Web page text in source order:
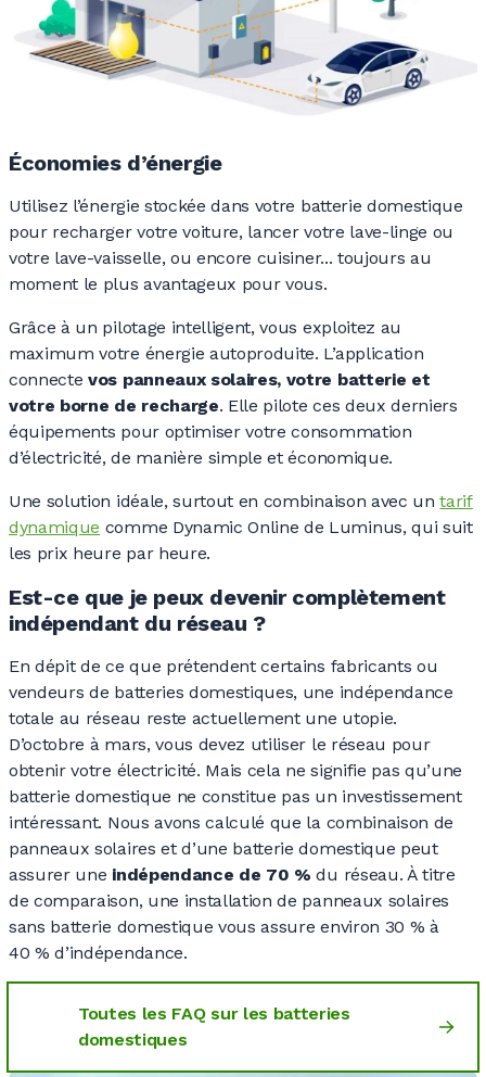
Économies d’énergie
Utilisez l’énergie stockée dans votre batterie domestique
pour recharger votre voiture, lancer votre lave-linge ou
votre lave-vaisselle, ou encore cuisiner... toujours au
moment le plus avantageux pour vous.
Grâce à un pilotage intelligent, vous exploitez au
maximum votre énergie autoproduite. L’application
connectevos panneaux solaires, votre batterie et
votre borne de recharge. Elle pilote ces deux derniers
équipements pour optimiser votre consommation
d’électricité, de manière simple et économique.
Une solution idéale, surtout en combinaison avec untarif
dynamique comme Dynamic Online de Luminus, qui suit
les prix heure par heure.
Est-ce que je peux devenir complètement
indépendant du réseau ?
En dépit de ce que prétendent certains fabricants ou
vendeurs de batteries domestiques, une indépendance
totale au réseau reste actuellement une utopie.
D’octobre à mars, vous devez utiliser le réseau pour
obtenir votre électricité. Mais cela ne signifie pas qu’une
batterie domestique ne constitue pas un investissement
intéressant. Nous avons calculé que la combinaison de
panneaux solaires et d’une batterie domestique peut
assurer une indépendance de 70 % du réseau. À titre
de comparaison, une installation de panneaux solaires
sans batterie domestique vous assure environ 30 % à
40 % d’indépendance.
Toutes les FAQ sur les batteries
domestiques